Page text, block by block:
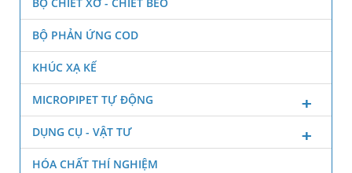
BỘ PHẢN ỨNG COD
KHÚC XẠ KẾ
MICROPIPET TỰ ĐỘNG
DỤNG CỤ - VẬT TƯ
HÓA CHẤT THÍ NGHIỆM